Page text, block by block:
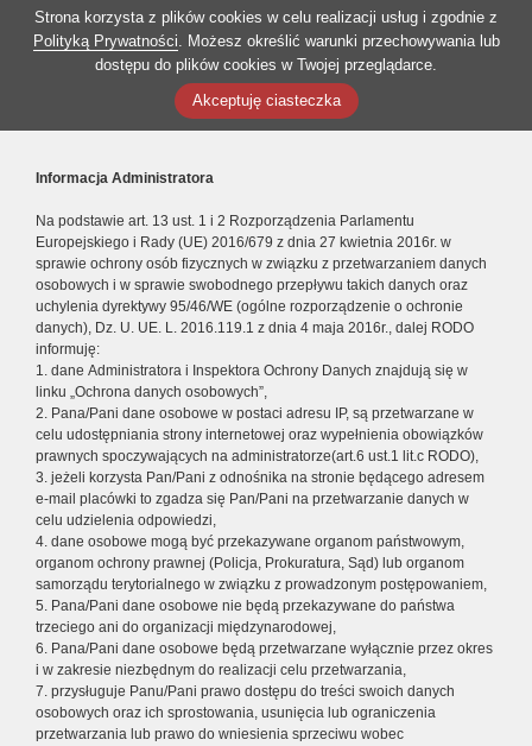
Strona korzysta z plików cookies w celu realizacji usług i zgodnie z
Polityką Prywatności. Możesz określić warunki przechowywania lub
dostępu do plików cookies w Twojej przeglądarce.
Akceptuję ciasteczka
Informacja Administratora
Na podstawie art. 13 ust. 1 i 2 Rozporządzenia Parlamentu
Europejskiego i Rady (UE) 2016/679 z dnia 27 kwietnia 2016r. w
sprawie ochrony osób fizycznych w związku z przetwarzaniem danych
osobowych i w sprawie swobodnego przepływu takich danych oraz
uchylenia dyrektywy 95/46/WE (ogólne rozporządzenie o ochronie
danych), Dz. U. UE. L. 2016.119.1 z dnia 4 maja 2016r., dalej RODO
informuję:
1. dane Administratora i Inspektora Ochrony Danych znajdują się w
linku „Ochrona danych osobowych”,
2. Pana/Pani dane osobowe w postaci adresu IP, są przetwarzane w
celu udostępniania strony internetowej oraz wypełnienia obowiązków
prawnych spoczywających na administratorze(art.6 ust.1 lit.c RODO),
3. jeżeli korzysta Pan/Pani z odnośnika na stronie będącego adresem
e-mail placówki to zgadza się Pan/Pani na przetwarzanie danych w
celu udzielenia odpowiedzi,
4. dane osobowe mogą być przekazywane organom państwowym,
organom ochrony prawnej (Policja, Prokuratura, Sąd) lub organom
samorządu terytorialnego w związku z prowadzonym postępowaniem,
5. Pana/Pani dane osobowe nie będą przekazywane do państwa
trzeciego ani do organizacji międzynarodowej,
6. Pana/Pani dane osobowe będą przetwarzane wyłącznie przez okres
i w zakresie niezbędnym do realizacji celu przetwarzania,
7. przysługuje Panu/Pani prawo dostępu do treści swoich danych
osobowych oraz ich sprostowania, usunięcia lub ograniczenia
przetwarzania lub prawo do wniesienia sprzeciwu wobec